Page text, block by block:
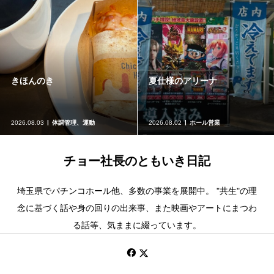
きほんのき
2026.08.03 体調管理、運動
夏仕様のアリーナ
2026.08.02 ホール営業
チョー社長のともいき日記
埼玉県でパチンコホール他、多数の事業を展開中。 "共生"の理
念に基づく話や身の回りの出来事、また映画やアートにまつわ
る話等、気ままに綴っています。